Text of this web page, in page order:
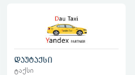
დაუტაქსი
ტაქსი